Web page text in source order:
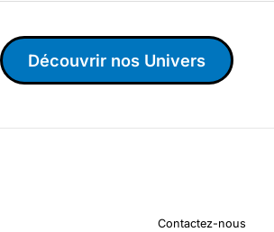
Découvrir nos Univers
Contactez-nous